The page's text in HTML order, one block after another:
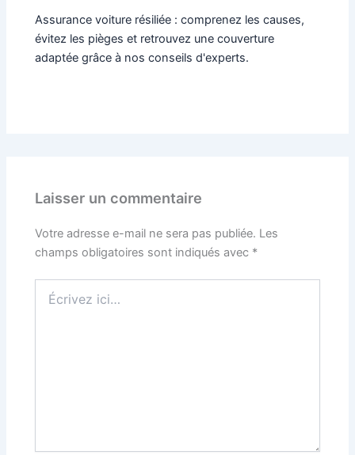
Assurance voiture résiliée : comprenez les causes,
évitez les pièges et retrouvez une couverture
adaptée grâce à nos conseils d'experts.
Laisser un commentaire
Votre adresse e-mail ne sera pas publiée. Les
champs obligatoires sont indiqués avec *
ici…